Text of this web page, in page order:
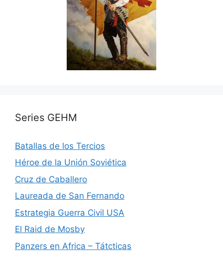
Series GEHM
Batallas de los Tercios
Héroe de la Unión Soviética
Cruz de Caballero
Laureada de San Fernando
Estrategia Guerra Civil USA
El Raid de Mosby
Panzers en Africa – Tátcticas